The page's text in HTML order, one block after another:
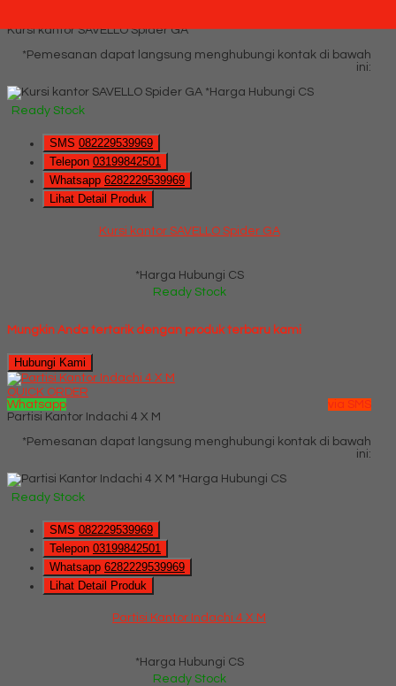
Kursi kantor SAVELLO Spider GA
*Pemesanan dapat langsung menghubungi kontak di bawah
ini:
*Harga Hubungi CS
Ready Stock
SMS 082229539969
Telepon 03199842501
Whatsapp 6282229539969
Lihat Detail Produk
Kursi kantor SAVELLO Spider GA
*Harga Hubungi CS
Ready Stock
Mungkin Anda tertarik dengan produk terbaru kami
Hubungi Kami
QUICK ORDER
Whatsapp
via SMS
Partisi Kantor Indachi 4 X M
*Pemesanan dapat langsung menghubungi kontak di bawah
ini:
*Harga Hubungi CS
Ready Stock
SMS 082229539969
Telepon 03199842501
Whatsapp 6282229539969
Lihat Detail Produk
Partisi Kantor Indachi 4 X M
*Harga Hubungi CS
Ready Stock